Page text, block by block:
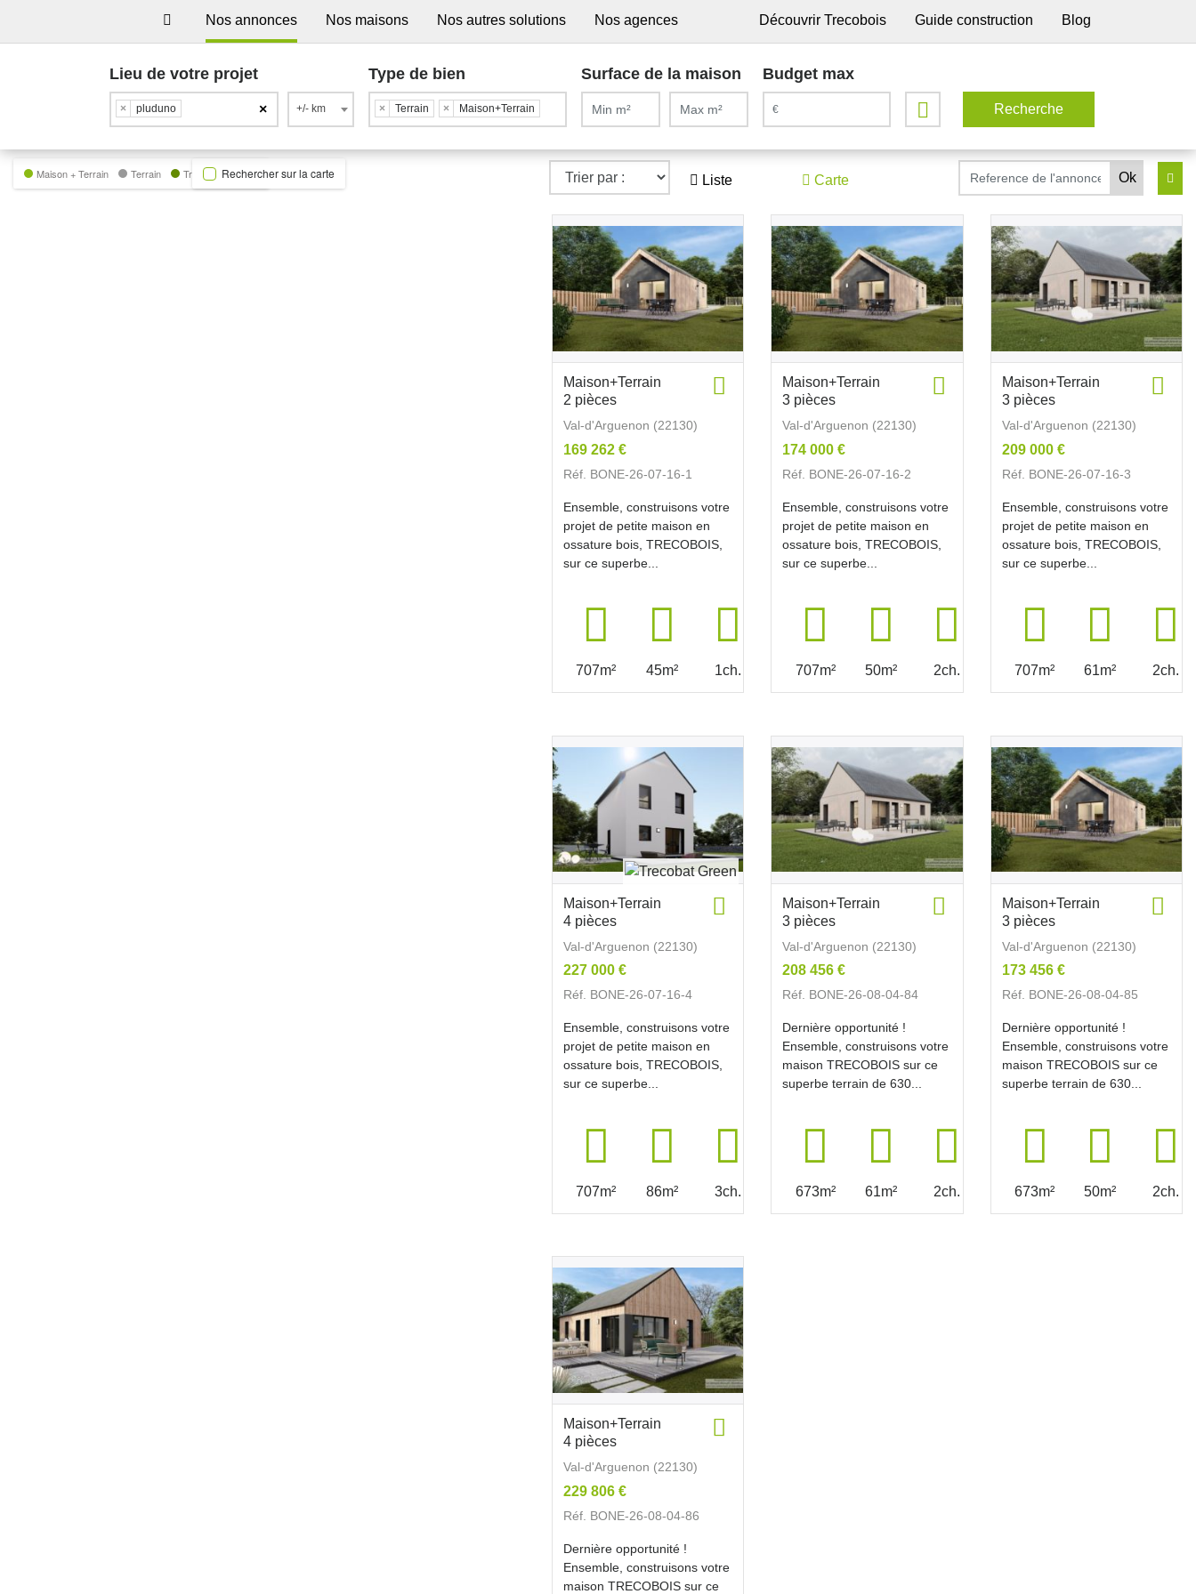
Nos annonces Nos maisons Nos autres solutions Nos agences Découvrir Trecobois Guide construction Blog
Lieu de votre projet
×
× pluduno +/- km
Type de bien
× Terrain × Maison+Terrain
Surface de la maison Budget max
Liste Carte
Maison + Terrain Terrain Trecobat GreenRechercher sur la carte
Maison+Terrain
2 pièces
Val-d'Arguenon (22130)
169 262 €
Réf. BONE-26-07-16-1
Ensemble, construisons votre
projet de petite maison en
ossature bois, TRECOBOIS,
sur ce superbe...
707m² 45m² 1ch.
Maison+Terrain
3 pièces
Val-d'Arguenon (22130)
174 000 €
Réf. BONE-26-07-16-2
Ensemble, construisons votre
projet de petite maison en
ossature bois, TRECOBOIS,
sur ce superbe...
707m² 50m² 2ch.
Maison+Terrain
3 pièces
Val-d'Arguenon (22130)
209 000 €
Réf. BONE-26-07-16-3
Ensemble, construisons votre
projet de petite maison en
ossature bois, TRECOBOIS,
sur ce superbe...
707m² 61m² 2ch.
Maison+Terrain
4 pièces
Val-d'Arguenon (22130)
227 000 €
Réf. BONE-26-07-16-4
Ensemble, construisons votre
projet de petite maison en
ossature bois, TRECOBOIS,
sur ce superbe...
707m² 86m² 3ch.
Maison+Terrain
3 pièces
Val-d'Arguenon (22130)
208 456 €
Réf. BONE-26-08-04-84
Dernière opportunité !
Ensemble, construisons votre
maison TRECOBOIS sur ce
superbe terrain de 630...
673m² 61m² 2ch.
Maison+Terrain
3 pièces
Val-d'Arguenon (22130)
173 456 €
Réf. BONE-26-08-04-85
Dernière opportunité !
Ensemble, construisons votre
maison TRECOBOIS sur ce
superbe terrain de 630...
673m² 50m² 2ch.
Maison+Terrain
4 pièces
Val-d'Arguenon (22130)
229 806 €
Réf. BONE-26-08-04-86
Dernière opportunité !
Ensemble, construisons votre
maison TRECOBOIS sur ce